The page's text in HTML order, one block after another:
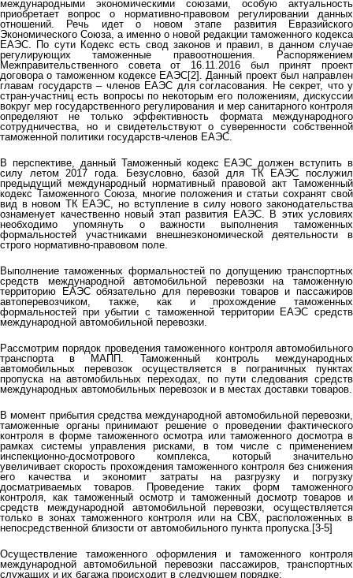
международными экономическими союзами, особую актуальность
приобретает вопрос о нормативно-правовом регулировании данных
отношений. Речь идет о новом этапе развития Евразийского
Экономического Союза, а именно о новой редакции таможенного кодекса
ЕАЭС. По сути Кодекс есть свод законов и правил, в данном случае
регулирующих таможенные правоотношения. Распоряжением
Межправительственного совета от 16.11.2016 был принят проект
договора о таможенном кодексе ЕАЭС[2]. Данный проект был направлен
главам государств – членов ЕАЭС для согласования. Не секрет, что у
стран-участниц есть вопросы по некоторым его положениям, дискуссии
вокруг мер государственного регулирования и мер санитарного контроля
определяют не только эффективность формата международного
сотрудничества, но и свидетельствуют о суверенности собственной
таможенной политики государств-членов ЕАЭС.
В перспективе, данный Таможенный кодекс ЕАЭС должен вступить в
силу летом 2017 года. Безусловно, базой для ТК ЕАЭС послужил
предыдущий международный нормативный правовой акт Таможенный
кодекс Таможенного Союза, многие положения и статьи сохранят свой
вид в новом ТК ЕАЭС, но вступление в силу нового законодательства
ознаменует качественно новый этап развития ЕАЭС. В этих условиях
необходимо упомянуть о важности выполнения таможенных
формальностей участниками внешнеэкономической деятельности в
строго нормативно-правовом поле.
Выполнение таможенных формальностей по допущению транспортных
средств международной автомобильной перевозки на таможенную
территорию ЕАЭС обязательно для перевозки товаров и пассажиров
автоперевозчиком, также, как и прохождение таможенных
формальностей при убытии с таможенной территории ЕАЭС средств
международной автомобильной перевозки.
Рассмотрим порядок проведения таможенного контроля автомобильного
транспорта в МАПП. Таможенный контроль международных
автомобильных перевозок осуществляется в пограничных пунктах
пропуска на автомобильных переходах, по пути следования средств
международных автомобильных перевозок и в местах доставки товаров.
В момент прибытия средства международной автомобильной перевозки,
таможенные органы принимают решение о проведении фактического
контроля в форме таможенного осмотра или таможенного досмотра в
рамках системы управления рисками, в том числе с применением
инспекционно-досмотрового комплекса, который значительно
увеличивает скорость прохождения таможенного контроля без снижения
его качества и экономит затраты на разгрузку и погрузку
досматриваемых товаров. Проведение таких форм таможенного
контроля, как таможенный осмотр и таможенный досмотр товаров и
средств международной автомобильной перевозки, осуществляется
только в зонах таможенного контроля или на СВХ, расположенных в
непосредственной близости от автомобильного пункта пропуска.[3-5]
Осуществление таможенного оформления и таможенного контроля
международной автомобильной перевозки пассажиров, транспортных
служащих и их багажа происходит в следующем порядке: